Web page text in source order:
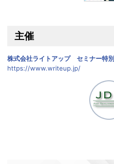
主催
株式会社ライトアップ セミナー特
https://www.writeup.jp/